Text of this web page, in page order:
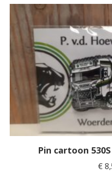
Pin cartoon
€